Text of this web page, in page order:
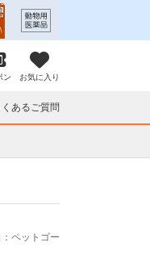
ン お気に入り
くあるご質問
ペットゴー